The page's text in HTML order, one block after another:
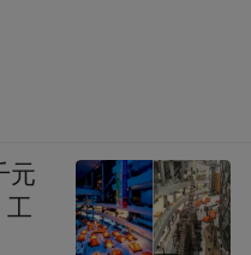
元
工